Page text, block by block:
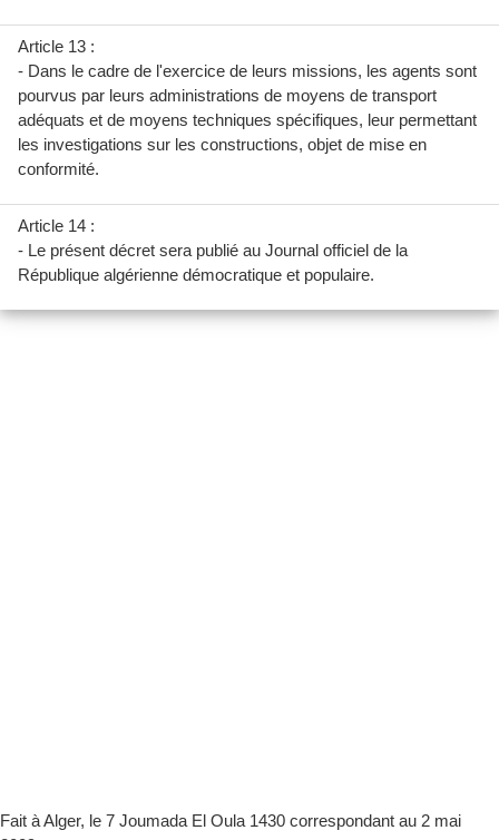
Article 13 :
- Dans le cadre de l'exercice de leurs missions, les agents sont
pourvus par leurs administrations de moyens de transport
adéquats et de moyens techniques spécifiques, leur permettant
les investigations sur les constructions, objet de mise en
conformité.
Article 14 :
- Le présent décret sera publié au Journal officiel de la
République algérienne démocratique et populaire.
Fait à Alger, le 7 Joumada El Oula 1430 correspondant au 2 mai